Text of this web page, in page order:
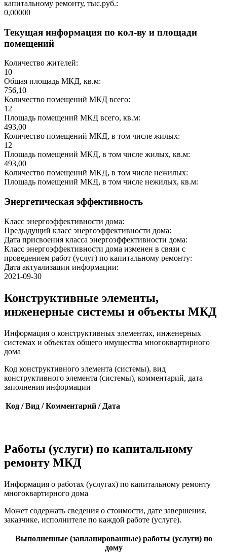
капитальному ремонту, тыс.руб.:
0,00000
Текущая информация по кол-ву и площади
помещений
Количество жителей:
10
Общая площадь МКД, кв.м:
756,10
Количество помещений МКД всего:
12
Площадь помещений МКД всего, кв.м:
493,00
Количество помещений МКД, в том числе жилых:
12
Площадь помещений МКД, в том числе жилых, кв.м:
493,00
Количество помещений МКД, в том числе нежилых:
Площадь помещений МКД, в том числе нежилых, кв.м:
Энергетическая эффективность
Класс энергоэффективности дома:
Предыдущий класс энергоэффективности дома:
Дата присвоения класса энергоэффективности дома:
Класс энергоэффективности дома изменен в связи с
проведением работ (услуг) по капитальному ремонту:
Дата актуализации информации:
2021-09-30
Конструктивные элементы,
инженерные системы и объекты МКД
Информация о конструктивных элементах, инженерных
системах и объектах общего имущества многоквартирного
дома
Код конструктивного элемента (системы), вид
конструктивного элемента (системы), комментарий, дата
заполнения информации
Код / Вид / Комментарий / Дата
Работы (услуги) по капитальному
ремонту МКД
Информация о работах (услугах) по капитальному ремонту
многоквартирного дома
Может содержать сведения о стоимости, дате завершения,
заказчике, исполнителе по каждой работе (услуге).
Выполненные (запланированные) работы (услуги) по
дому